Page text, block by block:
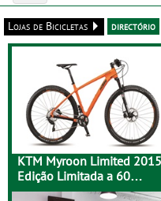
navigation
Lojas de Bicicletas
directório
KTM Myroon Limited
Edição Limitada a 60
Unidades